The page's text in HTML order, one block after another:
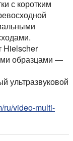
с коротким
Hielscher
образцами —
ультразвуковой
ru/video-multi-